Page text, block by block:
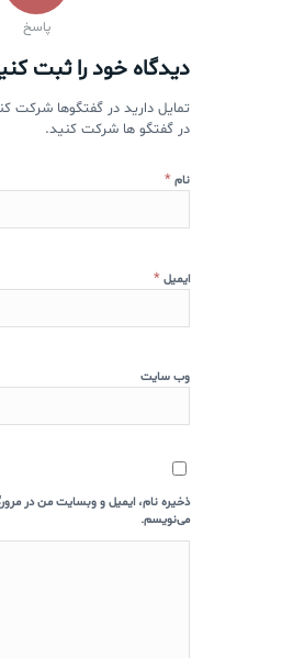
پاسخ
دیدگاه خود را ثبت
تمایل دارید در گفتگوها شرکت
در گفتگو ها شرکت کنید.
نام *
ایمیل *
وب‌ سایت
ذخیره نام، ایمیل و وبسایت من در
می‌نویسم.